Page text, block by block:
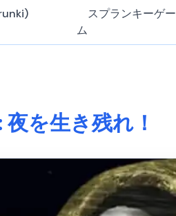
スプランキーゲー
ム
を生き残れ！